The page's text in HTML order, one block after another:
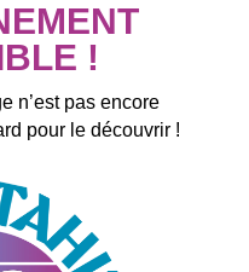
!
n’est pas encore
pour le découvrir !